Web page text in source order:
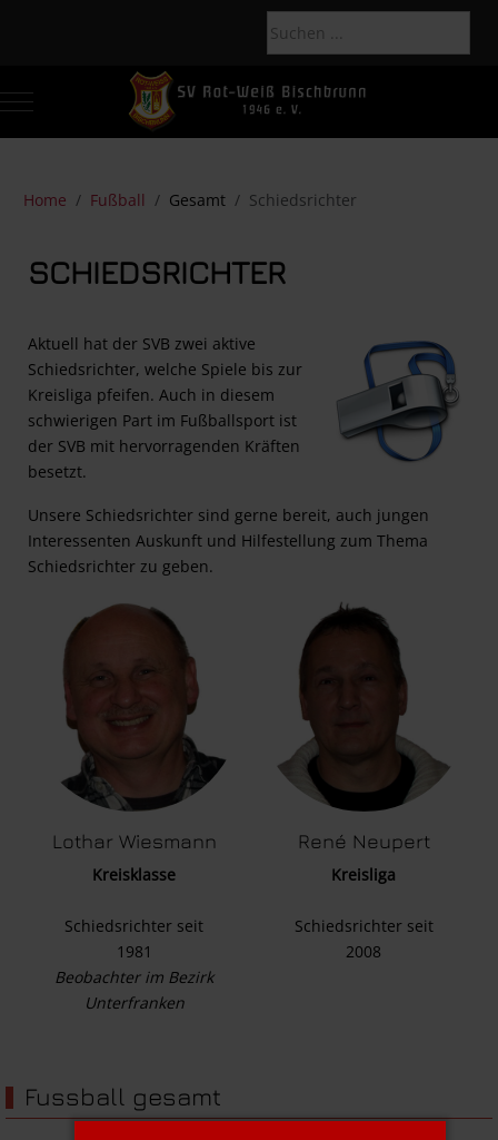
Mobile Menu Toggle
Home Fußball Gesamt Schiedsrichter
SCHIEDSRICHTER
Aktuell hat der SVB zwei aktive
Schiedsrichter, welche Spiele bis zur
Kreisliga pfeifen. Auch in diesem
schwierigen Part im Fußballsport ist
der SVB mit hervorragenden Kräften
besetzt.
Unsere Schiedsrichter sind gerne bereit, auch jungen
Interessenten Auskunft und Hilfestellung zum Thema
Schiedsrichter zu geben.
Lothar Wiesmann
Kreisklasse
Schiedsrichter seit
1981
Beobachter im Bezirk
Unterfranken
René Neupert
Kreisliga
Schiedsrichter seit
2008
Fussball gesamt